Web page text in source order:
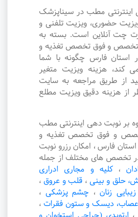
اینترنتی مطب در سیناپزشک
حضوری، ویزیت تلفنی و
چت آنلاین است. بسته به
و فوق تخصص تغذیه و
استان فارس چگونه با شما
می کند، هزینه ویزیت متغیر
از طریق مراجعه به سایت
از هزینه دقیق ویزیت مطلع
بر نوبت دهی اینترنتی مطب
و فوق تخصص تغذیه و
استان فارس ، امکان رزرو نوبت
در تخصص های مختلف از جمله
،کلیه و مجاری ادراری
حلق و بینی ، قلب و عروق ،
زنان ، چشم پزشکی ،
دیسک و ستون فقرات ،